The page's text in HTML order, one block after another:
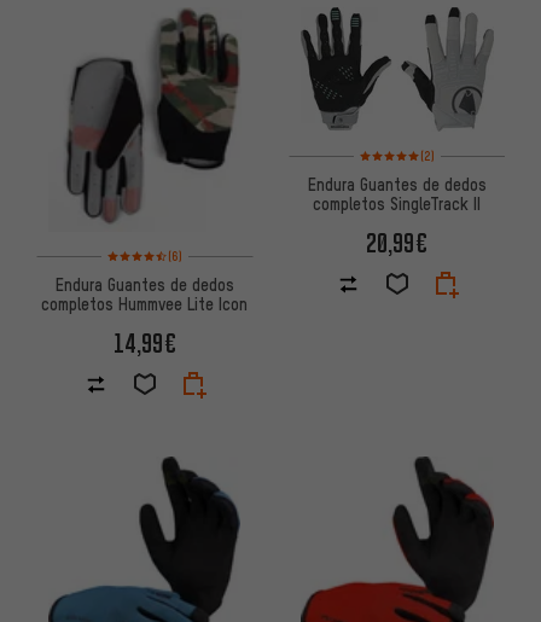
Valoración media: 4,5 de 5 basada en 6 reseñas
(6)
Endura Guantes de dedos
completos Hummvee Lite Icon
14,99€
Valoración media: 5 de 5
(2)
Endura Guantes de dedos
completos SingleTrack II
20,99€